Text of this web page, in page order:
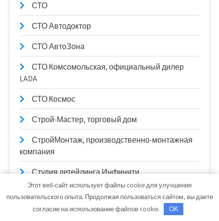
СТО
СТО Автодоктор
СТО АвтоЗона
СТО Комсомольская, официальный дилер
LADA
СТО Космос
Строй-Мастер, торговый дом
СтройМонтаж, производственно-монтажная
компания
Студия детейлинга Инфинити
Султан SPA, женский центр
Сход-развал, Шиномонтаж
Этот веб-сайт использует файлы cookie для улучшения
пользовательского опыта. Продолжая пользоваться сайтом, вы даете
согласие на использование файлов cookie.
OK